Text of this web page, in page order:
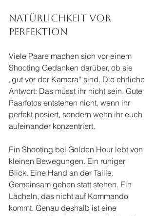
Natürlichkeit vor
Perfektion
Viele Paare machen sich vor einem
Shooting Gedanken darüber, ob sie
„gut vor der Kamera“ sind. Die ehrliche
Antwort: Das müsst ihr nicht sein. Gute
Paarfotos entstehen nicht, wenn ihr
perfekt posiert, sondern wenn ihr euch
aufeinander konzentriert.
Ein Shooting bei Golden Hour lebt von
kleinen Bewegungen. Ein ruhiger
Blick. Eine Hand an der Taille.
Gemeinsam gehen statt stehen. Ein
Lächeln, das nicht auf Kommando
kommt. Genau deshalb ist eine